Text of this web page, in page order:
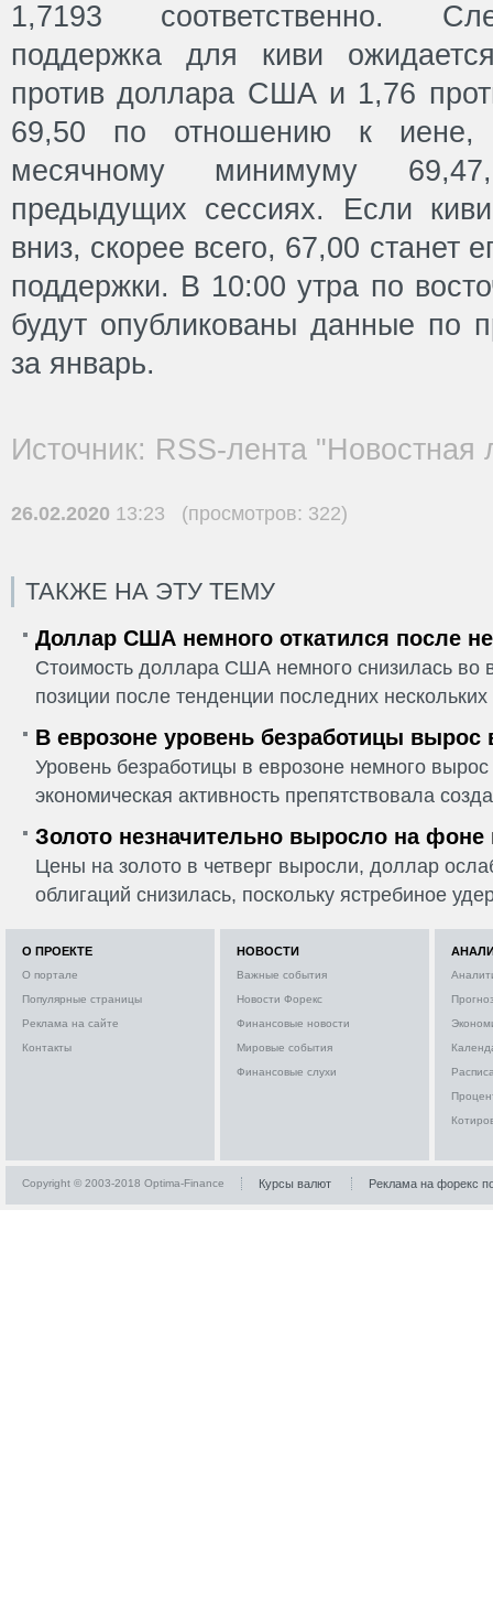
1,7193 соответственно.
поддержка для киви
против доллара США и 1,76
69,50 по отношению к иене,
месячному минимуму
предыдущих сессиях. Если
вниз, скорее всего, 67,00 станет
поддержки. В 10:00 утра по
будут опубликованы данные по
за январь.
Источник: RSS-лента "Новостная
26.02.2020 13:23 (просмотров: 322)
ТАКЖЕ НА ЭТУ ТЕМУ
Доллар США немного откатился после
Стоимость доллара США немного снизилась во
позиции после тенденции последних
В еврозоне уровень безработицы вырос
Уровень безработицы в еврозоне немного
экономическая активность препятствовала
Золото незначительно выросло на фоне
Цены на золото в четверг выросли, доллар
облигаций снизилась, поскольку ястребиное
О ПРОЕКТЕ
О портале
Популярные страницы
Реклама на сайте
Контакты
НОВОСТИ
Важные события
Новости Форекс
Финансовые новости
Мировые события
Финансовые слухи
Copyright © 2003-2018 Optima-Finance Курсы валют Реклама на форекс